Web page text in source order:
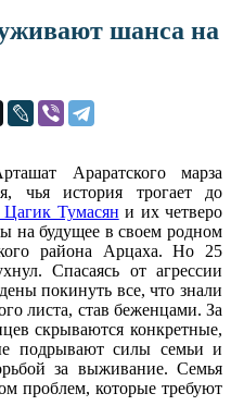
шанса на
Араратского марза
чья история трогает до
Тумасян и их четверо
на будущее в своем родном
района Арцаха. Но 25
Спасаясь от агрессии
покинуть все, что знали
листа, став беженцами. За
скрываются конкретные,
подрывают силы семьи и
за выживание. Семья
проблем, которые требуют